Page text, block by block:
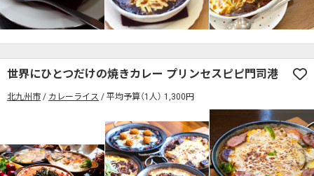
世界にひとつだけの焼きカレー プリンセスピピ門司港
北九州市 カレーライス 平均予算（1人） 1,300円